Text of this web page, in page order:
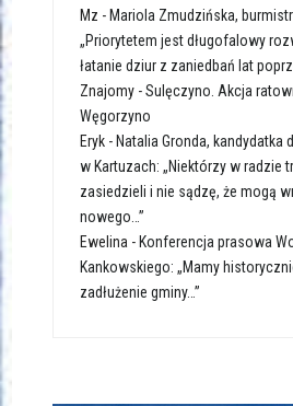
Mz - Mariola Zmudzińska,
„Priorytetem jest długofalowy
łatanie dziur z zaniedbań lat
Znajomy -Sulęczyno. Akcja
Węgorzyno
Eryk - Natalia Gronda, kandydatka
w Kartuzach: „Niektórzy w radzie
zasiedzieli i nie sądzę, że mogą
nowego…”
Ewelina - Konferencja prasowa
Kankowskiego: „Mamy
zadłużenie gminy…”